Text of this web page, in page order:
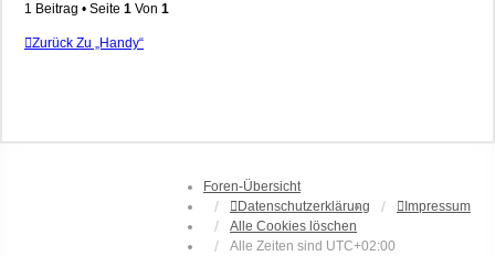
1 Beitrag • Seite 1 Von 1
Zurück Zu „Handy“
Foren-Übersicht
Datenschutzerklärung
Impressum
Alle Cookies löschen
Alle Zeiten sind UTC+02:00